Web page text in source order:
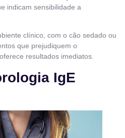
indicam sensibilidade a
clínico, com o cão sedado ou
que prejudiquem o
resultados imediatos.
IgE